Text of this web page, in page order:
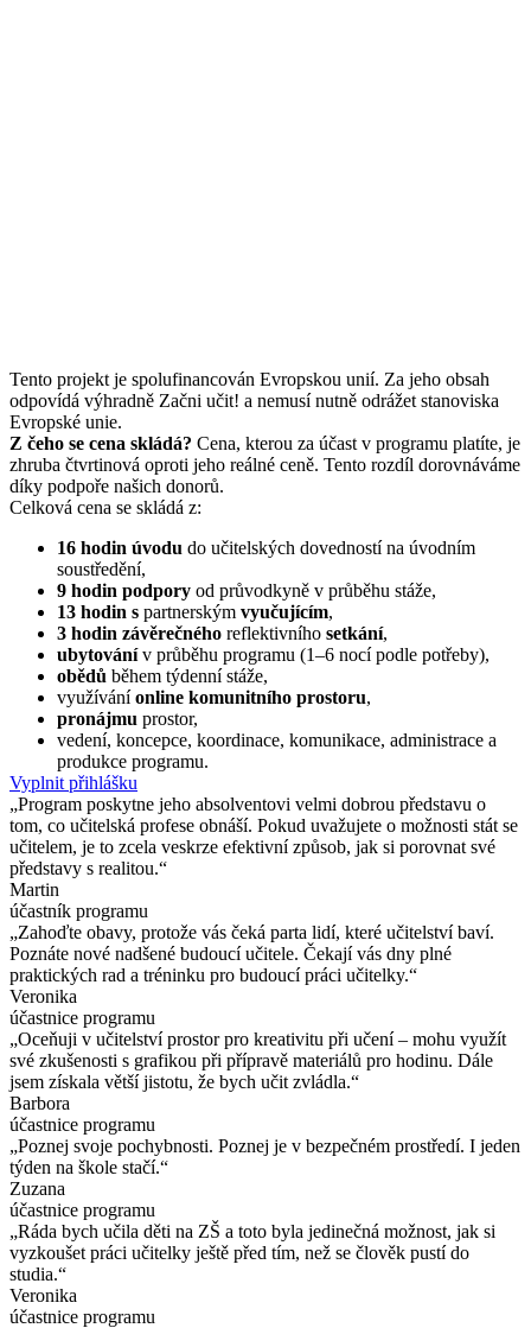
Tento projekt je spolufinancován Evropskou unií. Za jeho obsah
odpovídá výhradně Začni učit! a nemusí nutně odrážet stanoviska
Evropské unie.
Z čeho se cena skládá? Cena, kterou za účast v programu platíte, je
zhruba čtvrtinová oproti jeho reálné ceně. Tento rozdíl dorovnáváme
díky podpoře našich donorů.
Celková cena se skládá z:
16 hodin úvodu do učitelských dovedností na úvodním
soustředění,
9 hodin podpory od průvodkyně v průběhu stáže,
13 hodin s partnerským vyučujícím,
3 hodin závěrečného reflektivního setkání,
ubytovánív průběhu programu (1–6 nocí podle potřeby),
obědů během týdenní stáže,
využíváníonline komunitního prostoru,
pronájmu prostor,
vedení, koncepce, koordinace, komunikace, administrace a
produkce programu.
Vyplnit přihlášku
„Program poskytne jeho absolventovi velmi dobrou představu o
tom, co učitelská profese obnáší. Pokud uvažujete o možnosti stát se
učitelem, je to zcela veskrze efektivní způsob, jak si porovnat své
představy s realitou.“
Martin
účastník programu
„Zahoďte obavy, protože vás čeká parta lidí, které učitelství baví.
Poznáte nové nadšené budoucí učitele. Čekají vás dny plné
praktických rad a tréninku pro budoucí práci učitelky.“
Veronika
účastnice programu
„Oceňuji v učitelství prostor pro kreativitu při učení – mohu využít
své zkušenosti s grafikou při přípravě materiálů pro hodinu. Dále
jsem získala větší jistotu, že bych učit zvládla.“
Barbora
účastnice programu
„Poznej svoje pochybnosti. Poznej je v bezpečném prostředí. I jeden
týden na škole stačí.“
Zuzana
účastnice programu
„Ráda bych učila děti na ZŠ a toto byla jedinečná možnost, jak si
vyzkoušet práci učitelky ještě před tím, než se člověk pustí do
studia.“
Veronika
účastnice programu